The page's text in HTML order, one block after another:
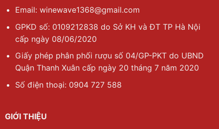
Email: winewave1368@gmail.com
GPKD số: 0109212838 do Sở KH và ĐT TP Hà Nội
cấp ngày 08/06/2020
Giấy phép phân phối rượu số 04/GP-PKT do UBND
Quận Thanh Xuân cấp ngày 20 tháng 7 năm 2020
Số điện thoại: 0904 727 588
GIỚI THIỆU